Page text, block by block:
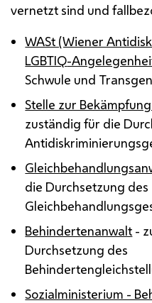
vernetzt sind und
WASt (Wiener
LGBTIQ-
Schwule und
Stelle zur
zuständig für die
die Durchsetzung des
Behindertenanwalt -
Durchsetzung des
Sozialministerium -